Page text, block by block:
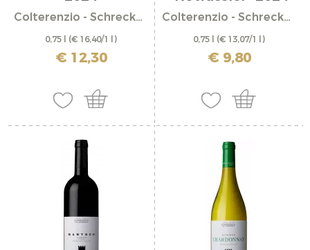
Colterenzio - Schreckbichl
0,75 l (€ 16,40/1 l)
incl. IVA più costi di spedizione
€ 12,30
Colterenzio - Schreckbichl
0,75 l (€ 13,07/1 l)
incl. IVA più costi di spedizione
€ 9,80